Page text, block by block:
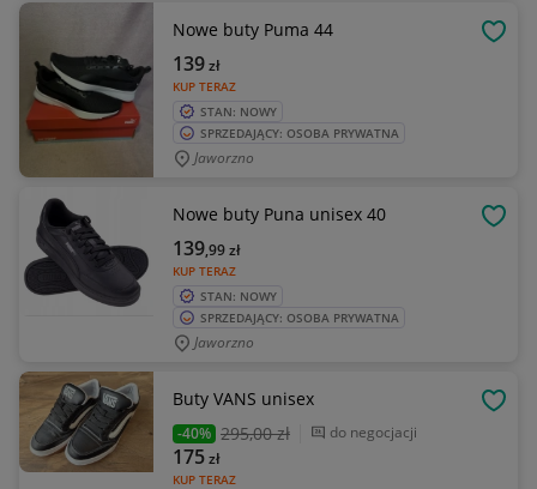
Nowe buty Puma 44
KUP TERAZ
139zł
STAN: NOWY
SPRZEDAJĄCY: OSOBA PRYWATNA
Jaworzno
Nowe buty Puna unisex 40
KUP TERAZ
139,99zł
STAN: NOWY
SPRZEDAJĄCY: OSOBA PRYWATNA
Jaworzno
Buty VANS unisex
-40% 295,00 zł do negocjacji
KUP TERAZ
175zł